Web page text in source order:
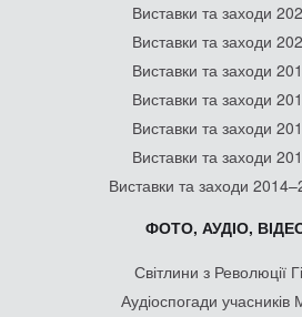
Виставки та заходи
Виставки та заходи
Виставки та заходи
Виставки та заходи
Виставки та заходи
Виставки та заходи
Виставки та заходи
ФОТО, АУДІО,
Світлини з Революції
Аудіоспогади